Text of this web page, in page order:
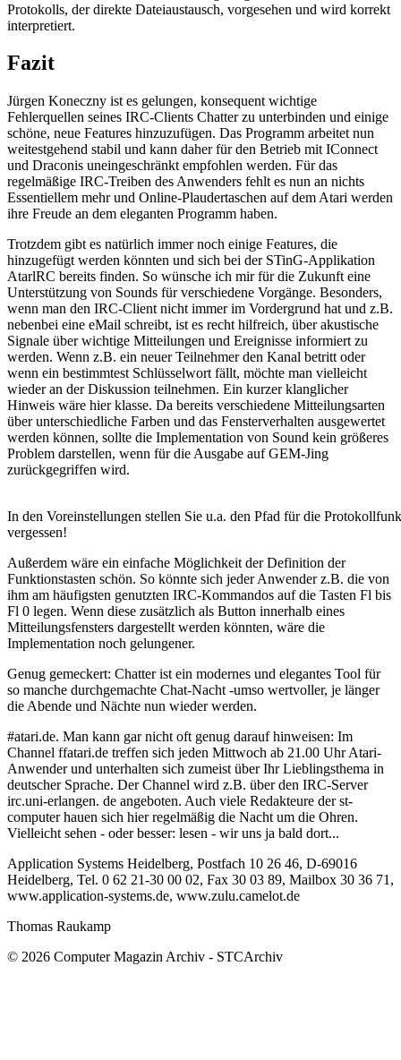
Protokolls, der direkte Dateiaustausch, vorgesehen und wird korrekt
interpretiert.
Fazit
Jürgen Koneczny ist es gelungen, konsequent wichtige
Fehlerquellen seines IRC-Clients Chatter zu unterbinden und einige
schöne, neue Features hinzuzufügen. Das Programm arbeitet nun
weitestgehend stabil und kann daher für den Betrieb mit IConnect
und Draconis uneingeschränkt empfohlen werden. Für das
regelmäßige IRC-Treiben des Anwenders fehlt es nun an nichts
Essentiellem mehr und Online-Plaudertaschen auf dem Atari werden
ihre Freude an dem eleganten Programm haben.
Trotzdem gibt es natürlich immer noch einige Features, die
hinzugefügt werden könnten und sich bei der STinG-Applikation
AtarlRC bereits finden. So wünsche ich mir für die Zukunft eine
Unterstützung von Sounds für verschiedene Vorgänge. Besonders,
wenn man den IRC-Client nicht immer im Vordergrund hat und z.B.
nebenbei eine eMail schreibt, ist es recht hilfreich, über akustische
Signale über wichtige Mitteilungen und Ereignisse informiert zu
werden. Wenn z.B. ein neuer Teilnehmer den Kanal betritt oder
wenn ein bestimmtest Schlüsselwort fällt, möchte man vielleicht
wieder an der Diskussion teilnehmen. Ein kurzer klanglicher
Hinweis wäre hier klasse. Da bereits verschiedene Mitteilungsarten
über unterschiedliche Farben und das Fensterverhalten ausgewertet
werden können, sollte die Implementation von Sound kein größeres
Problem darstellen, wenn für die Ausgabe auf GEM-Jing
zurückgegriffen wird.
In den Voreinstellungen stellen Sie u.a. den Pfad für die
vergessen!
Außerdem wäre ein einfache Möglichkeit der Definition der
Funktionstasten schön. So könnte sich jeder Anwender z.B. die von
ihm am häufigsten genutzten IRC-Kommandos auf die Tasten Fl bis
Fl 0 legen. Wenn diese zusätzlich als Button innerhalb eines
Mitteilungsfensters dargestellt werden könnten, wäre die
Implementation noch gelungener.
Genug gemeckert: Chatter ist ein modernes und elegantes Tool für
so manche durchgemachte Chat-Nacht -umso wertvoller, je länger
die Abende und Nächte nun wieder werden.
#atari.de. Man kann gar nicht oft genug darauf hinweisen: Im
Channel ffatari.de treffen sich jeden Mittwoch ab 21.00 Uhr Atari-
Anwender und unterhalten sich zumeist über Ihr Lieblingsthema in
deutscher Sprache. Der Channel wird z.B. über den IRC-Server
irc.uni-erlangen. de angeboten. Auch viele Redakteure der st-
computer hauen sich hier regelmäßig die Nacht um die Ohren.
Vielleicht sehen - oder besser: lesen - wir uns ja bald dort...
Application Systems Heidelberg, Postfach 10 26 46, D-69016
Heidelberg, Tel. 0 62 21-30 00 02, Fax 30 03 89, Mailbox 30 36 71,
www.application-systems.de, www.zulu.camelot.de
Thomas Raukamp
© 2026 Computer Magazin Archiv - STCArchiv